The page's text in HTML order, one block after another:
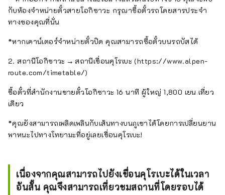
กับห้องจำหน่ายตั๋วสายโอกิซาวะ กรุณาซื้อตั๋วรถโดยสารประจำ
ทางของคุณที่นั่น
*หากเคาน์เตอร์จำหน่ายตั๋วปิด คุณสามารถซื้อตั๋วบนรถบัสได้
2. สถานีโอกิซาวะ → สถานีเขื่อนคุโรเบะ (https://www.alpen-
route.com/timetable/)
ซื้อตั๋วที่สำนักงานขายตั๋วโอกิซาวะ 16 นาที ผู้ใหญ่ 1,800 เยน เที่ยว
เดียว
*คุณยังสามารถเพลิดเพลินกับเส้นทางบนภูเขาได้โดยการเปลี่ยนยาน
พาหนะไปทางโทยามะที่อยู่เลยเขื่อนคุโรเบะ!
เนื่องจากคุณสามารถไปยังเขื่อนคุโรเบะได้ในเวลา
อันสั้น คุณจึงสามารถเที่ยวชมสถานที่โดยรอบได้